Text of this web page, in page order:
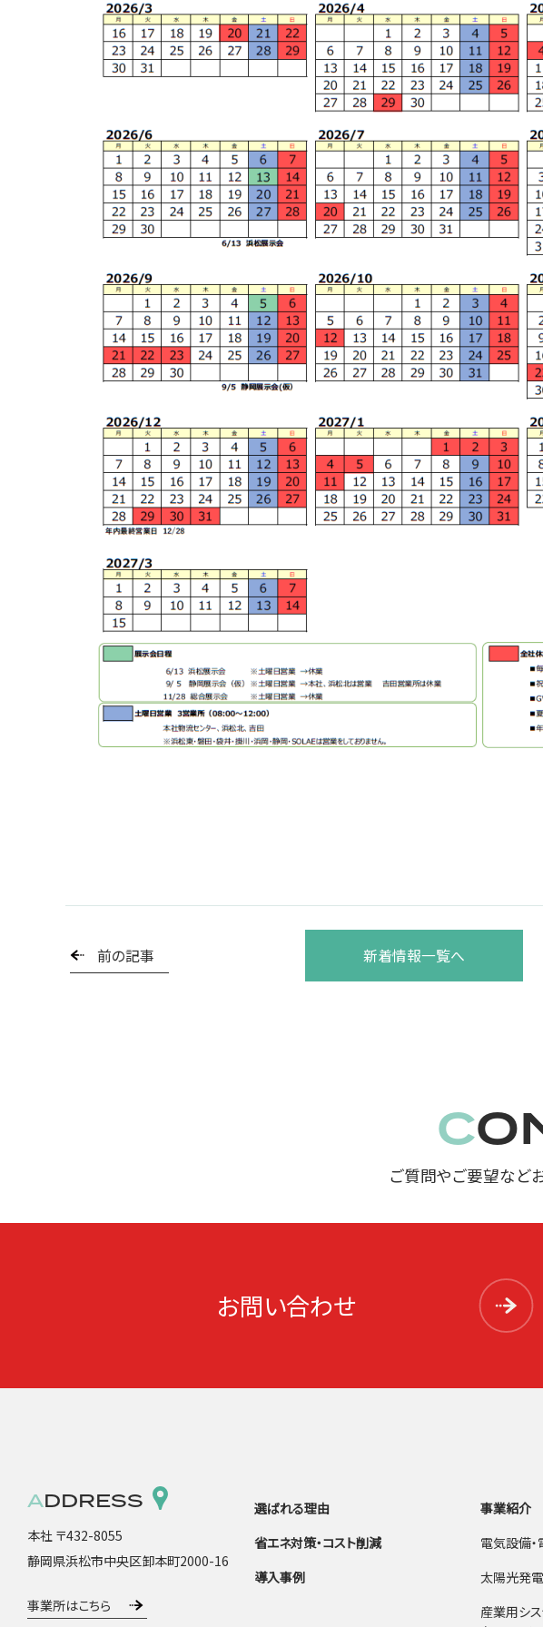
前の記事 新着情報一覧へ
ご質問やご要望など
お問い合わせ
ADDRESS
本社 〒432-8055
静岡県浜松市中央区卸本町2000-16
事業所はこちら
選ばれる理由
省エネ対策・コスト削減
導入事例
事業紹介
電気設備
太陽光発
産業用シ